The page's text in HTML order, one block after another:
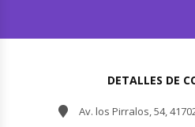
DETALLES DE
Av. los Pirralos, 54,